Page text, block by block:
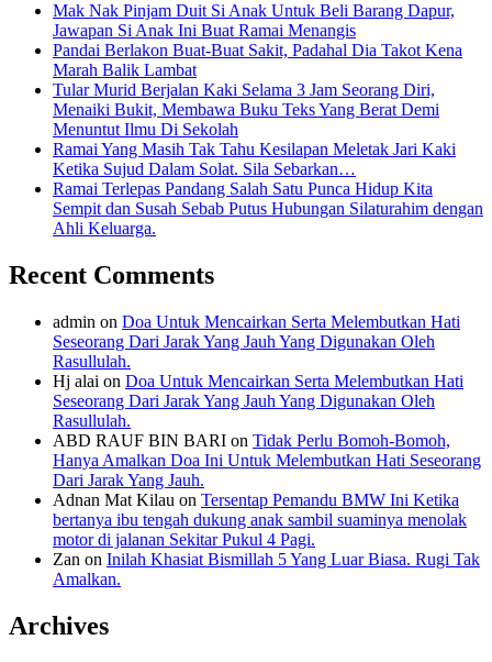
Mak Nak Pinjam Duit Si Anak Untuk Beli Barang Dapur,
Jawapan Si Anak Ini Buat Ramai Menangis
Pandai Berlakon Buat-Buat Sakit, Padahal Dia Takot Kena
Marah Balik Lambat
Tular Murid Berjalan Kaki Selama 3 Jam Seorang Diri,
Menaiki Bukit, Membawa Buku Teks Yang Berat Demi
Menuntut Ilmu Di Sekolah
Ramai Yang Masih Tak Tahu Kesilapan Meletak Jari Kaki
Ketika Sujud Dalam Solat. Sila Sebarkan…
Ramai Terlepas Pandang Salah Satu Punca Hidup Kita
Sempit dan Susah Sebab Putus Hubungan Silaturahim dengan
Ahli Keluarga.
Recent Comments
admin on Doa Untuk Mencairkan Serta Melembutkan Hati
Seseorang Dari Jarak Yang Jauh Yang Digunakan Oleh
Rasullulah.
Hj alai on Doa Untuk Mencairkan Serta Melembutkan Hati
Seseorang Dari Jarak Yang Jauh Yang Digunakan Oleh
Rasullulah.
ABD RAUF BIN BARI on Tidak Perlu Bomoh-Bomoh,
Hanya Amalkan Doa Ini Untuk Melembutkan Hati Seseorang
Dari Jarak Yang Jauh.
Adnan Mat Kilau on Tersentap Pemandu BMW Ini Ketika
bertanya ibu tengah dukung anak sambil suaminya menolak
motor di jalanan Sekitar Pukul 4 Pagi.
Zan on Inilah Khasiat Bismillah 5 Yang Luar Biasa. Rugi Tak
Amalkan.
Archives